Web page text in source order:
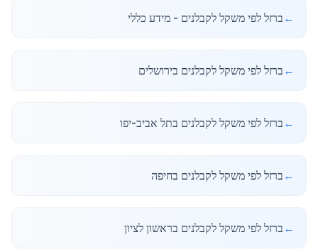
← ברזל לפי משקל לקבלנים - מידע כללי
← ברזל לפי משקל לקבלנים בירושלים
← ברזל לפי משקל לקבלנים בתל אביב-יפו
← ברזל לפי משקל לקבלנים בחיפה
← ברזל לפי משקל לקבלנים בראשון לציון